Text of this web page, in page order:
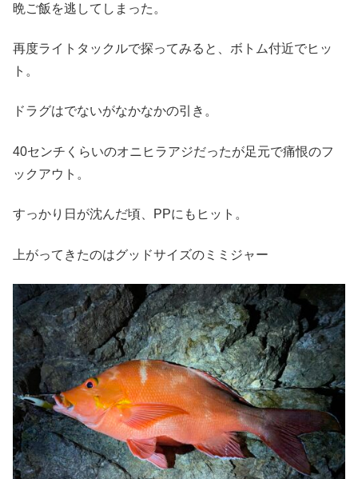
晩ご飯を逃してしまった。
再度ライトタックルで探ってみると、ボトム付近でヒッ
ト。
ドラグはでないがなかなかの引き。
40センチくらいのオニヒラアジだったが足元で痛恨のフ
ックアウト。
すっかり日が沈んだ頃、PPにもヒット。
上がってきたのはグッドサイズのミミジャー